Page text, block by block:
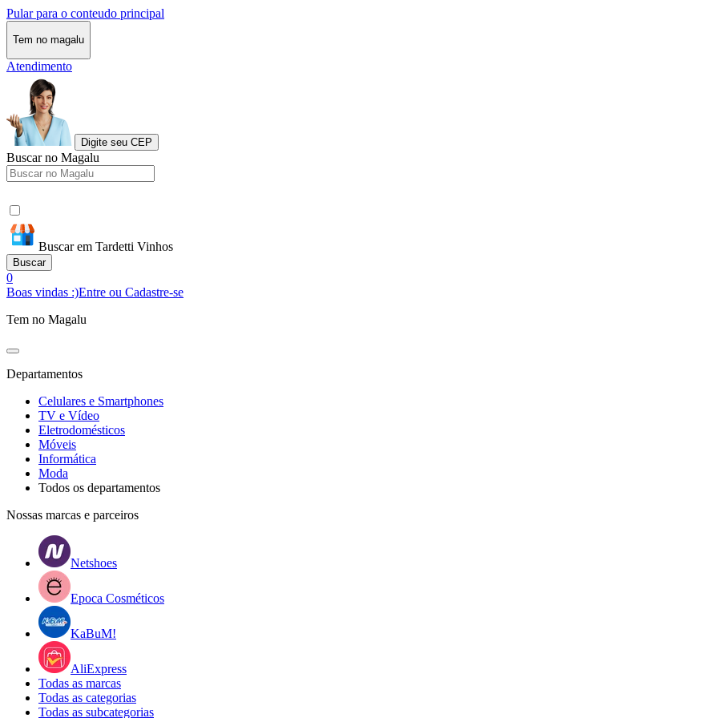
Pular para o conteudo principal
Tem no magalu
Atendimento
Digite seu CEP
Buscar no Magalu
Buscar em Tardetti Vinhos
Buscar
0
Boas vindas :)Entre ou Cadastre-se
Tem no Magalu
Departamentos
Celulares e Smartphones
TV e Vídeo
Eletrodomésticos
Móveis
Informática
Moda
Todos os departamentos
Nossas marcas e parceiros
Netshoes
Epoca Cosméticos
KaBuM!
AliExpress
Todas as marcas
Todas as categorias
Todas as subcategorias